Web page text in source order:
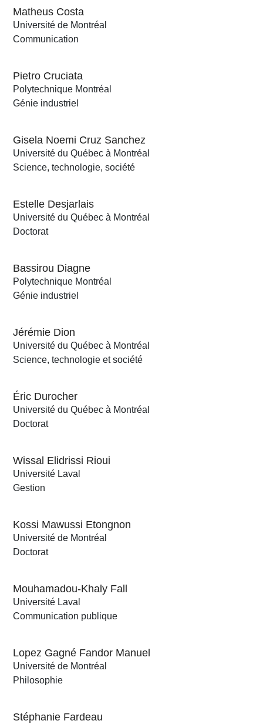
Matheus Costa
Université de Montréal
Communication
Pietro Cruciata
Polytechnique Montréal
Génie industriel
Gisela Noemi Cruz Sanchez
Université du Québec à Montréal
Science, technologie, société
Estelle Desjarlais
Université du Québec à Montréal
Doctorat
Bassirou Diagne
Polytechnique Montréal
Génie industriel
Jérémie Dion
Université du Québec à Montréal
Science, technologie et société
Éric Durocher
Université du Québec à Montréal
Doctorat
Wissal Elidrissi Rioui
Université Laval
Gestion
Kossi Mawussi Etongnon
Université de Montréal
Doctorat
Mouhamadou-Khaly Fall
Université Laval
Communication publique
Lopez Gagné Fandor Manuel
Université de Montréal
Philosophie
Stéphanie Fardeau